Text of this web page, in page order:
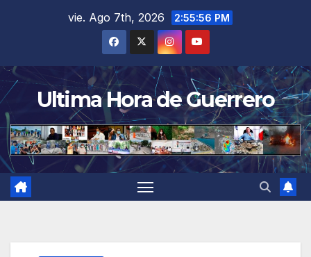
vie. Ago 7th, 2026 2:55:57 PM
Ultima Hora de Guerrero